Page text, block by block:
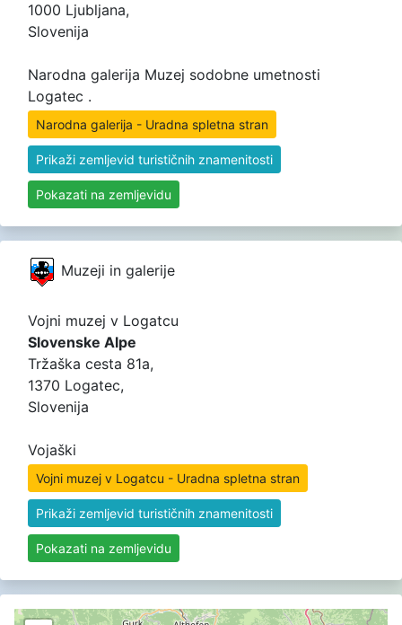
1000 Ljubljana,
Slovenija
Narodna galerija Muzej sodobne umetnosti
Logatec .
Narodna galerija - Uradna spletna stran
Prikaži zemljevid turističnih znamenitosti
Pokazati na zemljevidu
Muzeji in galerije
Vojni muzej v Logatcu
Slovenske Alpe
Tržaška cesta 81a,
1370 Logatec,
Slovenija
Vojaški
Vojni muzej v Logatcu - Uradna spletna stran
Prikaži zemljevid turističnih znamenitosti
Pokazati na zemljevidu